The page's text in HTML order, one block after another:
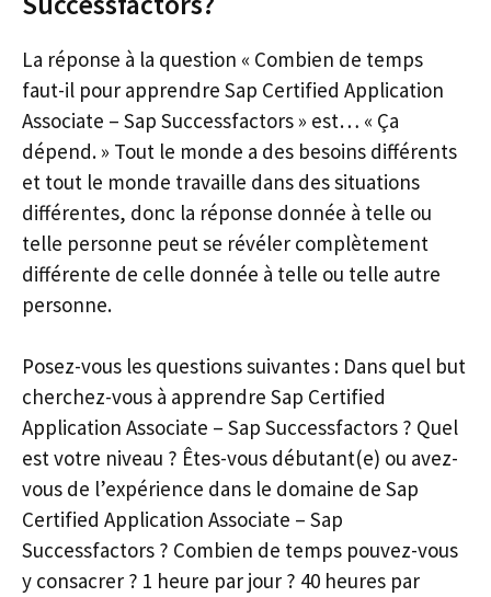
La réponse à la question « Combien de temps
faut-il pour apprendre Sap Certified Application
Associate – Sap Successfactors » est… « Ça
dépend. » Tout le monde a des besoins différents
et tout le monde travaille dans des situations
différentes, donc la réponse donnée à telle ou
telle personne peut se révéler complètement
différente de celle donnée à telle ou telle autre
personne.
Posez-vous les questions suivantes : Dans quel but
cherchez-vous à apprendre Sap Certified
Application Associate – Sap Successfactors ? Quel
est votre niveau ? Êtes-vous débutant(e) ou avez-
vous de l’expérience dans le domaine de Sap
Certified Application Associate – Sap
Successfactors ? Combien de temps pouvez-vous
y consacrer ? 1 heure par jour ? 40 heures par